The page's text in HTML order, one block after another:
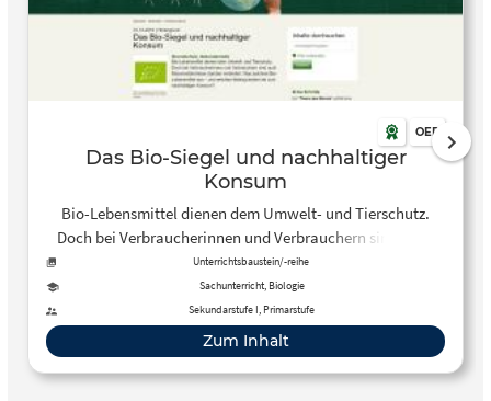
OER
Das Bio-Siegel und nachhaltiger
Konsum
Bio-Lebensmittel dienen dem Umwelt- und Tierschutz.
Doch bei Verbraucherinnen und Verbrauchern sind auch
Missverständnisse darüber verbreitet. Was zeichnet Bio-
Lebensmittel aus – und welchen Beitrag leisten sie zum
nachhaltigen Konsum?
Unterrichtsbaustein/-reihe
Sachunterricht, Biologie
Sekundarstufe I, Primarstufe
Zum Inhalt